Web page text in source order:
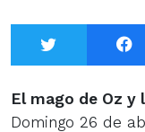
Twitter
El mago de Oz y
Domingo 26 de